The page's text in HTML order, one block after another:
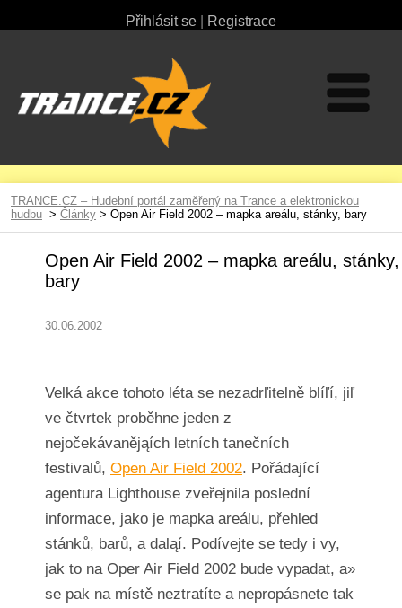
Přihlásit se Registrace
TRANCE.CZ – Hudební portál zaměřený na Trance a elektronickou
hudbu > Články > Open Air Field 2002 – mapka areálu, stánky, bary
Open Air Field 2002 – mapka areálu, stánky,
bary
30.06.2002
Velká akce tohoto léta se nezadrľitelně blíľí, jiľ
ve čtvrtek proběhne jeden z
nejočekávanějąích letních tanečních
festivalů, Open Air Field 2002. Pořádající
agentura Lighthouse zveřejnila poslední
informace, jako je mapka areálu, přehled
stánků, barů, a daląí. Podívejte se tedy i vy,
jak to na Oper Air Field 2002 bude vypadat, a»
se pak na místě neztratíte a nepropásnete tak